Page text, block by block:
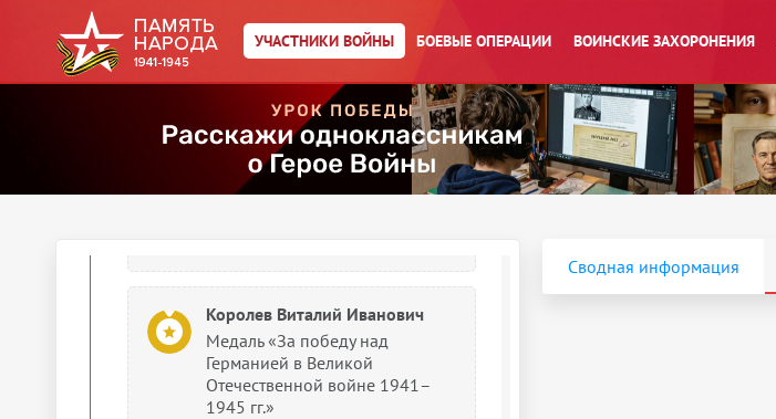
УЧАСТНИКИ ВОЙНЫ БОЕВЫЕ ОПЕРАЦИИ ВОИНСКИЕ ЗАХОРОНЕНИЯ
1945
Документы о награждении
Королев Виталий Иванович
Герой Советского Союза (Орден
Королев Виталий Иванович
Медаль «За победу над
Германией в Великой
Отечественной войне 1941–
1945 гг.»
Сводная информация